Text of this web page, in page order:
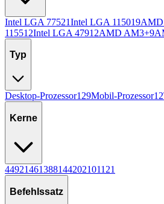
Intel LGA 77521Intel LGA 115019
115512Intel LGA 47912AMD AM3+9
Typ
Desktop-Prozessor129Mobil-Prozessor12
Kerne
44921461388144202101121
Befehlssatz